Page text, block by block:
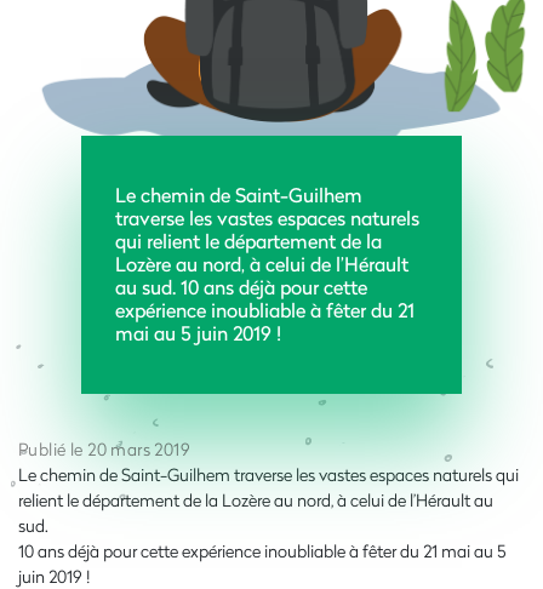
Le chemin de Saint-Guilhem
traverse les vastes espaces naturels
qui relient le département de la
Lozère au nord, à celui de l’Hérault
au sud. 10 ans déjà pour cette
expérience inoubliable à fêter du 21
mai au 5 juin 2019 !
Publié le 20 mars 2019
Le chemin de Saint-Guilhem traverse les vastes espaces naturels qui
relient le département de la Lozère au nord, à celui de l’Hérault au
sud.
10 ans déjà pour cette expérience inoubliable à fêter du 21 mai au 5
juin 2019 !